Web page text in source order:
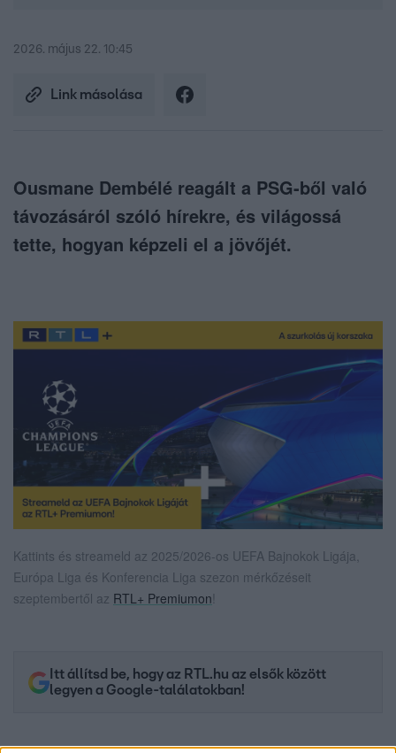
2026. május 22. 10:45
Link másolása
Ousmane Dembélé reagált a PSG-ből való
távozásáról szóló hírekre, és világossá
tette, hogyan képzeli el a jövőjét.
Kattints és streameld az 2025/2026-os UEFA Bajnokok Ligája,
Európa Liga és Konferencia Liga szezon mérkőzéseit
szeptembertől az RTL+ Premiumon
Itt állítsd be, hogy az RTL.hu az elsők között
legyen a Google-találatokban!